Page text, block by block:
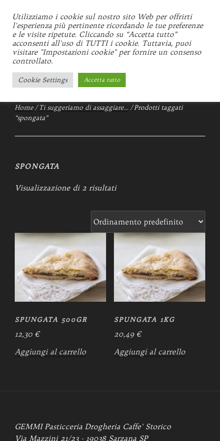
contenuto
GEMMI
Locale storico d'Italia 1934
Home /Ti suggeriamo di assaggiare… / Prodotti taggati
“spongata”
SPONGATA
Visualizzazione di 2 risultati
SPUNGATA 500GR
12,30 €
Aggiungi al carrello
SPUNGATA 1KG
20,49 €
Aggiungi al carrello
GEMMI Pasticceria Drogheria Caffe' Storico
Via Mazzini 21/23 - 19038 Sarzana SP
Utilizziamo i cookie sul nostro sito Web per offrirti
l'esperienza più pertinente ricordando le tue preferenze
e le visite ripetute. Cliccando su “Accetta tutto”
acconsenti all'uso di TUTTI i cookie. Tuttavia, puoi
visitare "Impostazioni cookie" per fornire un consenso
controllato.
Cookie Settings Accetta tutto